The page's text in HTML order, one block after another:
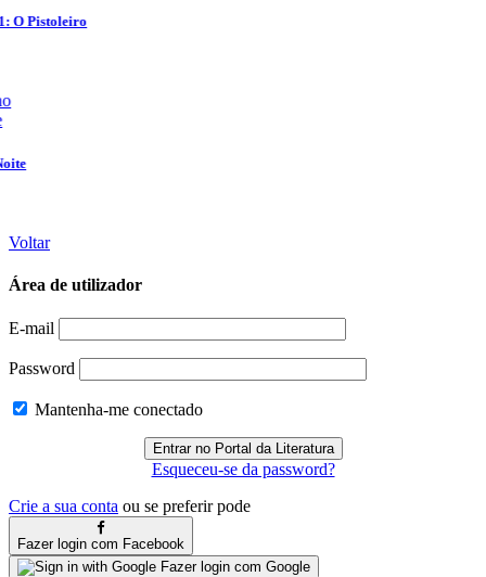
Voltar
Área de utilizador
E-mail
Password
Mantenha-me conectado
Esqueceu-se da password?
Crie a sua conta ou se preferir pode
Fazer login com Facebook
Fazer login com Google